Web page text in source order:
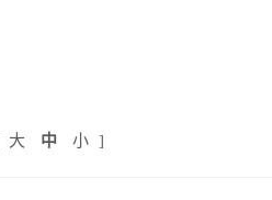
大 中 小 ]